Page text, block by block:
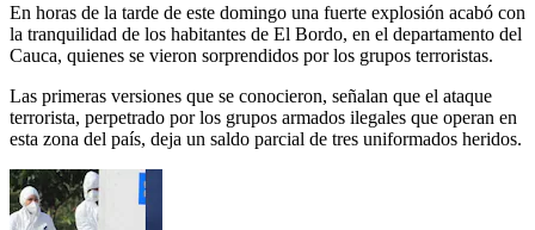
En horas de la tarde de este domingo una fuerte explosión acabó con
la tranquilidad de los habitantes de El Bordo, en el departamento del
Cauca, quienes se vieron sorprendidos por los grupos terroristas.
Las primeras versiones que se conocieron, señalan que el ataque
terrorista, perpetrado por los grupos armados ilegales que operan en
esta zona del país, deja un saldo parcial de tres uniformados heridos.